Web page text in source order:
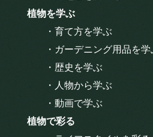
植物を学ぶ
・育て方を学ぶ
・ガーデニング用品を学
・歴史を学ぶ
・人物から学ぶ
・動画で学ぶ
植物で彩る